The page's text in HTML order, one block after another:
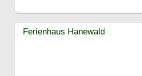
Ferienhaus Hanewald